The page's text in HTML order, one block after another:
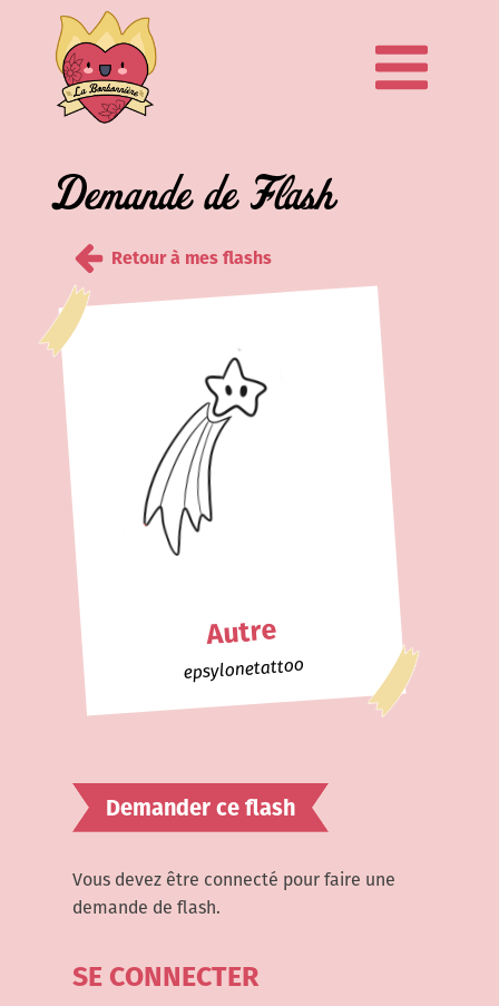
Demande de Flash
Retour à mes flashs
Autre
epsylonetattoo
Demander ce flash
Vous devez être connecté pour faire une
demande de flash.
SE CONNECTER